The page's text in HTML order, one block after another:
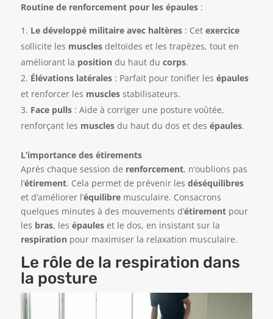
Routine de renforcement pour les épaules:
Le développé militaire avec haltères: Cet exercice
sollicite les musclesdeltoïdes et les trapèzes, tout en
améliorant la position du haut du corps.
Élévations latérales: Parfait pour tonifier les épaules
et renforcer les musclesstabilisateurs.
Face pulls: Aide à corriger une posture voûtée,
renforçant les musclesdu haut du dos et des épaules.
L’importance des étirements
Après chaque session de renforcement, n’oublions pas
l’étirement. Cela permet de prévenir les déséquilibres
et d’améliorer l’équilibremusculaire. Consacrons
quelques minutes à des mouvements d’étirementpour
les bras, les épauleset le dos, en insistant sur la
respiration pour maximiser la relaxation musculaire.
Le rôle de la respiration dans
la posture